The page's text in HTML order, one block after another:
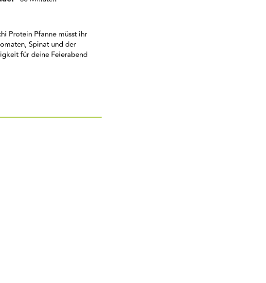
Protein Pfanne müsst ihr
Spinat und der
für deine Feierabend